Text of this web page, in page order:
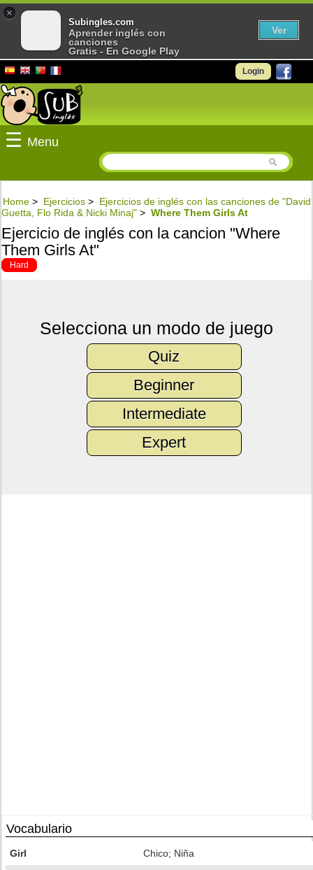
Login
☰ Menu
Home > Ejercicios > Ejercicios de inglés con las canciones de "David
Guetta, Flo Rida & Nicki Minaj" > Where Them Girls At
Ejercicio de inglés con la cancion "Where
Them Girls At"
Hard
Selecciona un modo de juego
Quiz
Beginner
Intermediate
Expert
Vocabulario
Girl Chico; Niña
×
Subingles.com
Aprender inglés con
canciones
Gratis - En Google Play
Ver